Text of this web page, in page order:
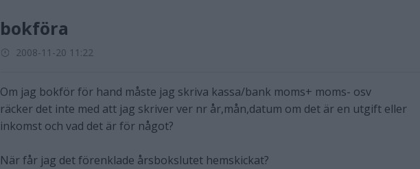
bokföra
2008-11-20 11:22
Om jag bokför för hand måste jag skriva kassa/bank moms+ moms- osv
räcker det inte med att jag skriver ver nr år,mån,datum om det är en utgift eller
inkomst och vad det är för något?
När får jag det förenklade årsbokslutet hemskickat?